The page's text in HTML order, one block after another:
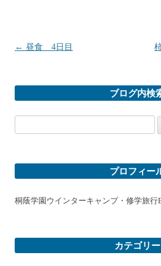
投稿ナビゲーション
← 昼食 4日目
ブログ内検
索:
プロフィー
桐蔭学園ウインターキャンプ・修学旅行
カテゴリー